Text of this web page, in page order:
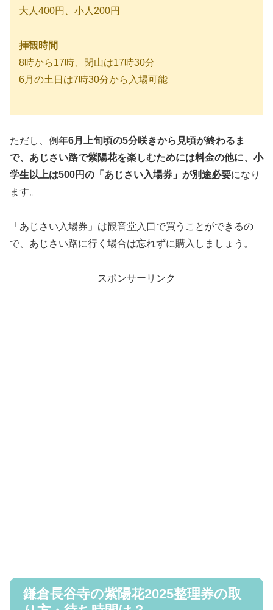
大人400円、小人200円
拝観時間
8時から17時、閉山は17時30分
6月の土日は7時30分から入場可能
ただし、例年6月上旬頃の5分咲きから見頃が終わるま
で、あじさい路で紫陽花を楽しむためには料金の他に、小
学生以上は500円の「あじさい入場券」が別途必要になり
ます。
「あじさい入場券」は観音堂入口で買うことができるの
で、あじさい路に行く場合は忘れずに購入しましょう。
スポンサーリンク
鎌倉長谷寺の紫陽花2025整理券の取